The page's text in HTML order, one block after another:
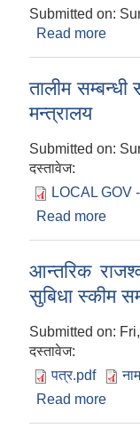
Submitted on:
Read more
तालीम सम्बन्धी
मन्त्रालय
Submitted on:
दस्तावेज:
LOCAL GOV
Read more
आन्तरिक
सुबिधा स्कीम
Submitted on:
दस्तावेज:
पत्र.pdf
Read more